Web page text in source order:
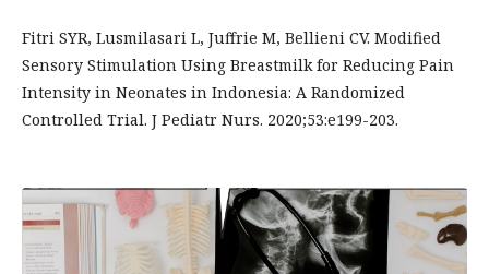
Fitri SYR, Lusmilasari L, Juffrie M, Bellieni CV. Modified
Sensory Stimulation Using Breastmilk for Reducing Pain
Intensity in Neonates in Indonesia: A Randomized
Controlled Trial. J Pediatr Nurs. 2020;53:e199-203.